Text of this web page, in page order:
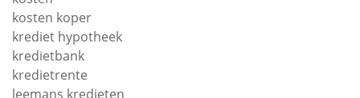
kosten koper
krediet hypotheek
kredietbank
kredietrente
leemans kredieten